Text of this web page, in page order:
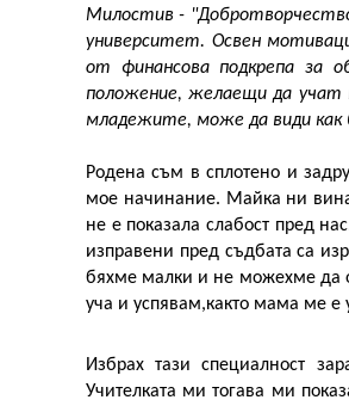
Милостив -
университет. Освен
от финансова подкрепа за
положение, желаещи да учат
младежите, може да види как
Родена съм в сплотено и
мое начинание. Майка ни
не е показала слабост пред
изправени пред съдбата са
бяхме малки и не можехме да
уча и успявам,както мама ме е
Избрах тази специалност
Учителката ми тогава ми